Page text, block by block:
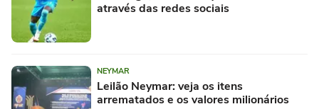
através das redes sociais
NEYMAR
Leilão Neymar: veja os itens
arrematados e os valores milionários